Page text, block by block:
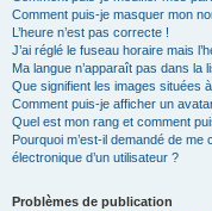
Comment puis-je masquer mon
L’heure n’est pas correcte !
J’ai réglé le fuseau horaire mais
Ma langue n’apparaît pas dans la
Que signifient les images situées
Comment puis-je afficher un
Quel est mon rang et comment
Pourquoi m’est-il demandé de
électronique d’un utilisateur ?
Problèmes de publication